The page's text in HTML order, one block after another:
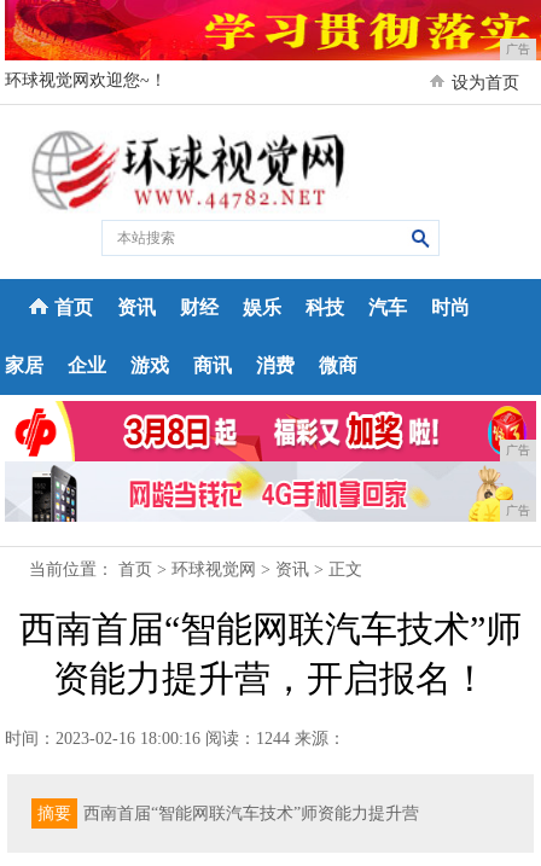
广告
环球视觉网欢迎您~！ 设为首页
首页 资讯 财经 娱乐 科技 汽车 时尚
家居 企业 游戏 商讯 消费 微商
广告
广告
当前位置：首页 >环球视觉网 > 资讯 > 正文
西南首届“智能网联汽车技术”师
资能力提升营，开启报名！
时间：2023-02-16 18:00:16 阅读：1244 来源：
摘要 西南首届“智能网联汽车技术”师资能力提升营